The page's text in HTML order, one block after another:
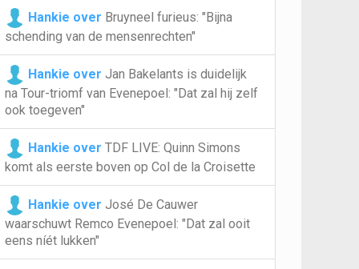
Hankie over Bruyneel furieus: "Bijna
schending van de mensenrechten"
Hankie over Jan Bakelants is duidelijk
na Tour-triomf van Evenepoel: "Dat zal hij zelf
ook toegeven"
Hankie over TDF LIVE: Quinn Simons
komt als eerste boven op Col de la Croisette
Hankie over José De Cauwer
waarschuwt Remco Evenepoel: "Dat zal ooit
eens níét lukken"